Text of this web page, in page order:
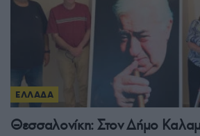
ΕΛΛΑΔΑ
Θεσσαλονίκη: Στον Δήμο